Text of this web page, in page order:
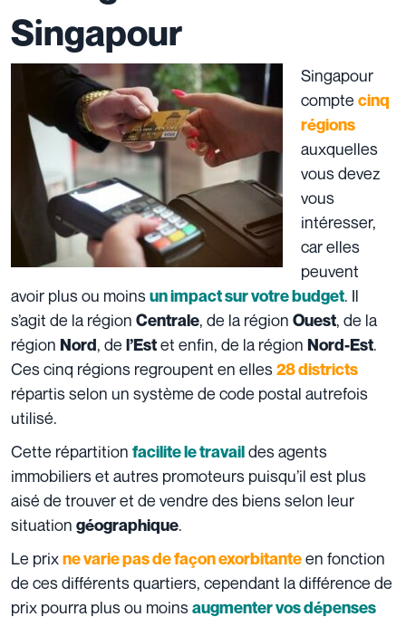
Singapour
Singapour
compte cinq
régions
auxquelles
vous devez
vous
intéresser,
car elles
peuvent
avoir plus ou moinsun impact sur votre budget. Il
s’agit de la région Centrale, de la région Ouest, de la
région Nord, de l’Estet enfin, de la région Nord-Est.
Ces cinq régions regroupent en elles28 districts
répartis selon un système de code postal autrefois
utilisé.
Cette répartition facilite le travaildes agents
immobiliers et autres promoteurs puisqu’il est plus
aisé de trouver et de vendre des biens selon leur
situation géographique.
Le prixne varie pas de façon exorbitanteen fonction
de ces différents quartiers, cependant la différence de
prix pourra plus ou moinsaugmenter vos dépenses